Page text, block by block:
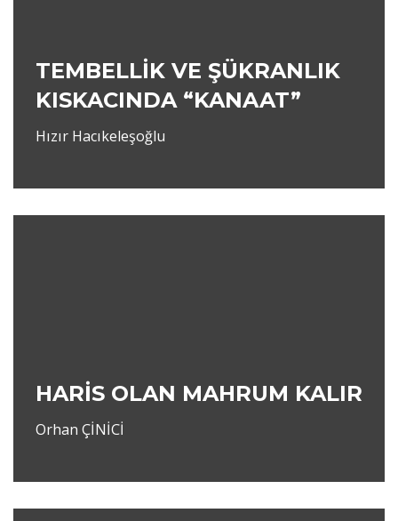
TEMBELLİK VE ŞÜKRANLIK
KISKACINDA “KANAAT”
Hızır Hacıkeleşoğlu
HARİS OLAN MAHRUM KALIR
Orhan ÇİNİCİ